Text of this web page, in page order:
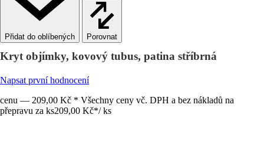
Porovnat
Kryt objímky, kovový tubus, patina stříbrná
Napsat první hodnocení
cenu — 209,00 Kč * Všechny ceny vč. DPH a bez nákladů na
přepravu za ks209,00 Kč*/ ks